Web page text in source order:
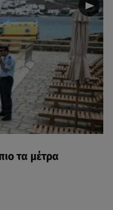
τα μέτρα